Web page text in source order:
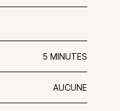
5 MINUTES
AUCUNE